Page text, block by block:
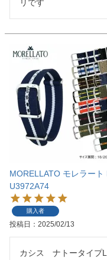
MORELLATO モレラー
U3972A74
購入者
投稿日 2025/02/13
カシス　ナトータイプ